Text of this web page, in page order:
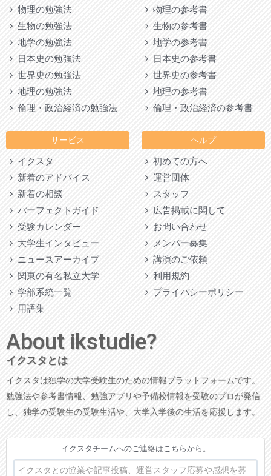
物理の勉強法
生物の勉強法
地学の勉強法
日本史の勉強法
世界史の勉強法
地理の勉強法
倫理・政治経済の勉強法
サービス
イクスタ
新着のアドバイス
新着の相談
パーフェクトガイド
受験カレンダー
大学生インタビュー
ニュースアーカイブ
関東の有名私立大学
学部系統一覧
用語集
物理の参考書
生物の参考書
地学の参考書
日本史の参考書
世界史の参考書
地理の参考書
倫理・政治経済の参考書
ヘルプ
初めての方へ
運営団体
スタッフ
広告掲載に関して
お問い合わせ
メンバー募集
講演のご依頼
利用規約
プライバシーポリシー
About ikstudie?
イクスタとは
イクスタは独学の大学受験生のための情報プラットフォームです。
勉強法や参考書情報、勉強アプリや予備校情報を受験のプロが発信
し、独学の受験生の受験生活や、大学入学後の生活を応援します。
イクスタチームへのご連絡はこちらから。